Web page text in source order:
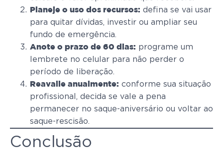
Planeje o uso dos recursos: defina se vai usar
para quitar dívidas, investir ou ampliar seu
fundo de emergência.
Anote o prazo de 60 dias: programe um
lembrete no celular para não perder o
período de liberação.
Reavalie anualmente: conforme sua situação
profissional, decida se vale a pena
permanecer no saque-aniversário ou voltar ao
saque-rescisão.
Conclusão